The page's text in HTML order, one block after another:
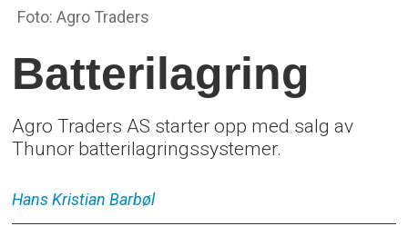
Foto: Agro Traders
Batterilagring
Agro Traders AS starter opp med salg av
Thunor batterilagringssystemer.
Hans Kristian Barbøl